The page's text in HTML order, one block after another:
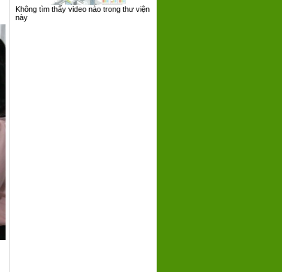
Không tìm thấy video nào trong thư viện
này